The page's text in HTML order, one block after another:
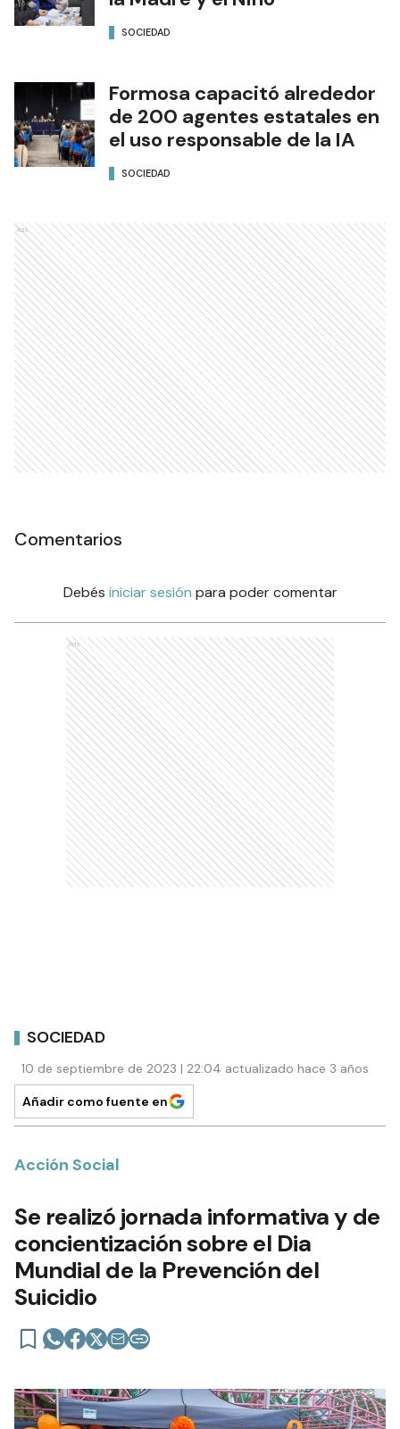
SOCIEDAD
Formosa capacitó alrededor
de 200 agentes estatales en
el uso responsable de la IA
SOCIEDAD
Ads
Comentarios
Debés iniciar sesión para poder comentar
Ads
SOCIEDAD
10 de septiembre de 2023 | 22:04 actualizado hace 3 años
Añadir como fuente en
Acción Social
Se realizó jornada informativa y de
concientización sobre el Dia
Mundial de la Prevención del
Suicidio